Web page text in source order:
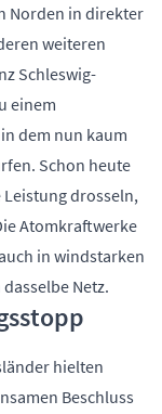
Norden in direkter
weiteren
Schleswig-
einem
dem nun kaum
Schon heute
drosseln,
Atomkraftwerke
in windstarken
Netz.
hielten
Beschluss